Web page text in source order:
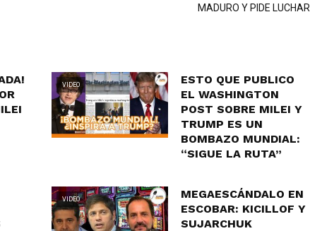
MADURO Y PIDE LUCHAR
VIDEO
ESTO QUE PUBLICO
EL WASHINGTON
POST SOBRE MILEI Y
TRUMP ES UN
BOMBAZO MUNDIAL:
“SIGUE LA RUTA”
VIDEO
MEGAESCÁNDALO EN
ESCOBAR: KICILLOF Y
SUJARCHUK